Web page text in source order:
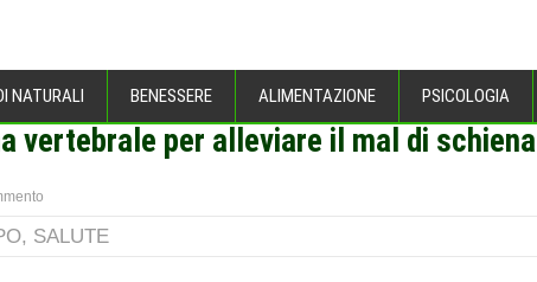
NATURALI BENESSERE ALIMENTAZIONE PSICOLOGIA
CORPO>
vertebrale per alleviare il mal di schiena
, SALUTE